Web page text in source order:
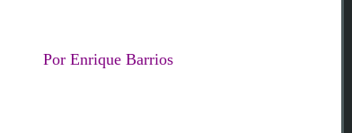
Por Enrique Barrios